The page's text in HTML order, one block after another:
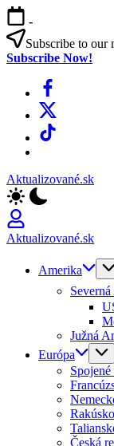
Skip
to
content
-
Subscribe to our
Subscribe Now!
Facebook
X
TikTok
Aktualizované.sk
Aktualizované.sk
Amerika
Južná
Európa
Rakúsko
Česká